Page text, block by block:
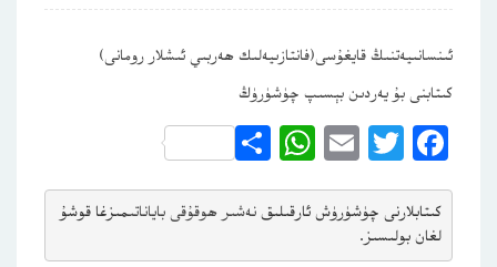
ئىنسانىيەتنىڭ قايغۇسى(فانتازىيەلىك ھەربىي ئىشلار رومانى)
كىتابنى بۇ يەردىن بېسىپ چۈشۈرۈڭ
Facebook
Twitter
Email
WhatsApp
Share
كىتابلارنى چۈشۈرۈش ئارقىلىق نەشىر ھوقۇقى باياناتىمىزغا قوشۇ
لغان بولىسىز.